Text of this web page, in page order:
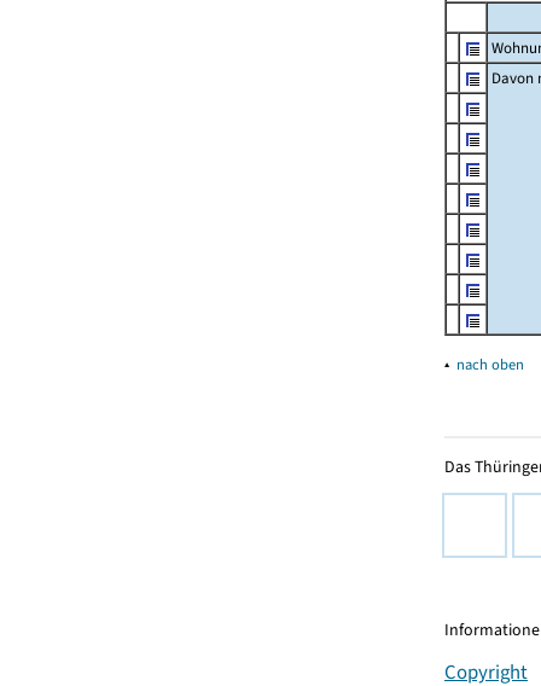
Davon
▴ nach oben
Das
Copyright